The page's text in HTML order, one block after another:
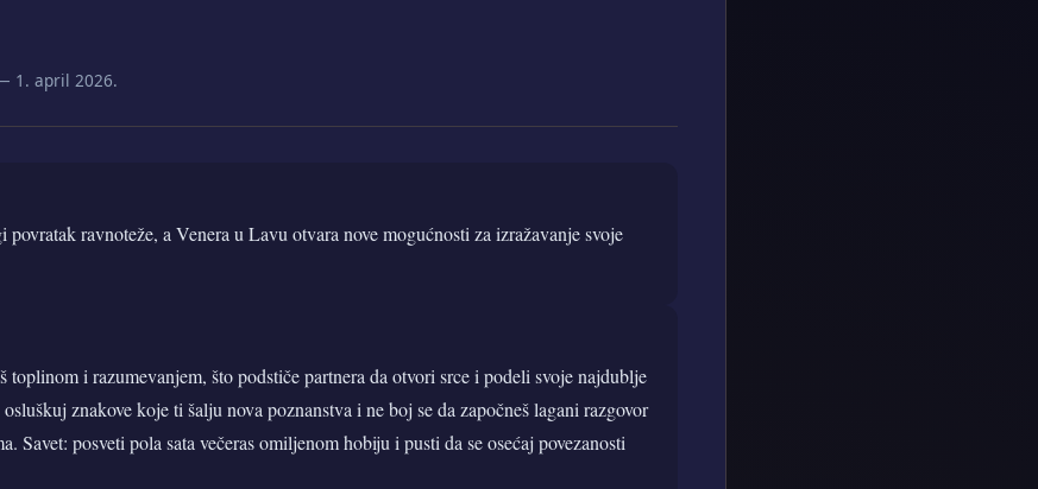
1. april 2026.
povratak ravnoteže, a Venera u Lavu otvara nove mogućnosti za izražavanje svoje
toplinom i razumevanjem, što podstiče partnera da otvori srce i podeli svoje najdublje
znakove koje ti šalju nova poznanstva i ne boj se da započneš lagani razgovor
Savet: posveti pola sata večeras omiljenom hobiju i pusti da se osećaj povezanosti